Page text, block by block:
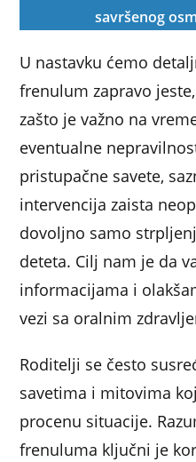
savršenog
U nastavku ćemo
frenulum zapravo
zašto je važno na
eventualne
pristupačne savete,
intervencija zaista
dovoljno samo
deteta. Cilj nam je da
informacijama i
vezi sa oralnim
Roditelji se često
savetima i mitovima
procenu situacije.
frenuluma ključni je